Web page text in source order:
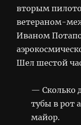
вторым
ветераном-
Иваном
Шел шестой
— Сколько
тубы в рот
майор.